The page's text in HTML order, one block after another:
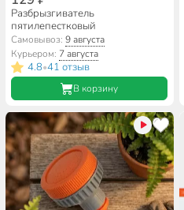
Разбрызгиватель
пятилепестковый
Самовывоз:9 августа
Курьером: 7 августа
4.8•41 отзыв
В корзину